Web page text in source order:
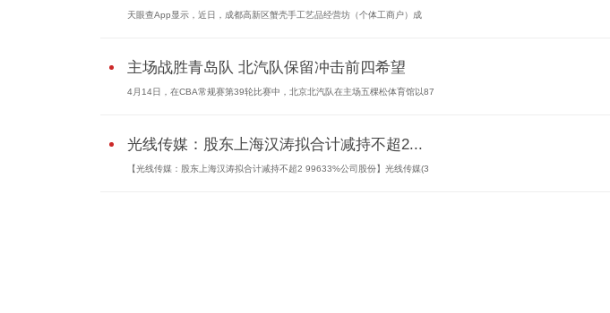
天眼查App显示，近日，成都高新区蟹壳手工艺品经营坊（个体工商户）成
主场战胜青岛队 北汽队保留冲击前四希望
4月14日，在CBA常规赛第39轮比赛中，北京北汽队在主场五棵松体育馆以87
光线传媒：股东上海汉涛拟合计减持不超2...
【光线传媒：股东上海汉涛拟合计减持不超2 99633%公司股份】光线传媒(3